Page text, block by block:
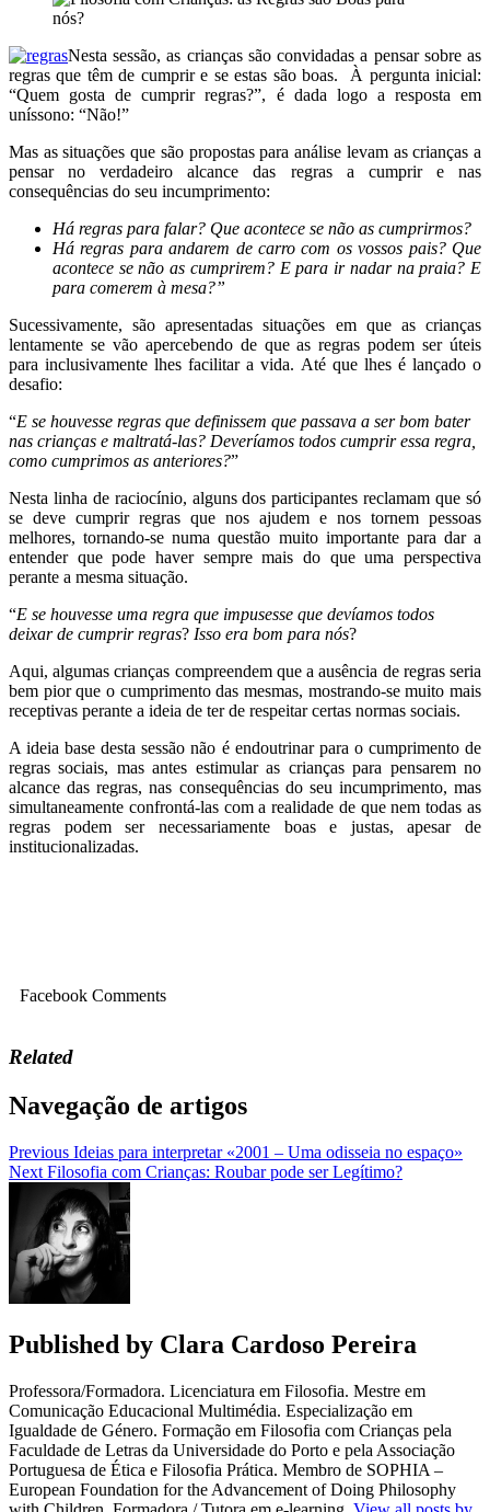
Nesta sessão, as crianças são convidadas a pensar sobre as
regras que têm de cumprir e se estas são boas. À pergunta inicial:
“Quem gosta de cumprir regras?”, é dada logo a resposta em
uníssono: “Não!”
Mas as situações que são propostas para análise levam as crianças a
pensar no verdadeiro alcance das regras a cumprir e nas
consequências do seu incumprimento:
Há regras para falar? Que acontece se não as cumprirmos?
Há regras para andarem de carro com os vossos pais? Que
acontece se não as cumprirem? E para ir nadar na praia? E
para comerem à mesa?”
Sucessivamente, são apresentadas situações em que as crianças
lentamente se vão apercebendo de que as regras podem ser úteis
para inclusivamente lhes facilitar a vida. Até que lhes é lançado o
desafio:
“E se houvesse regras que definissem que passava a ser bom bater
nas crianças e maltratá-las? Deveríamos todos cumprir essa regra,
como cumprimos as anteriores?”
Nesta linha de raciocínio, alguns dos participantes reclamam que só
se deve cumprir regras que nos ajudem e nos tornem pessoas
melhores, tornando-se numa questão muito importante para dar a
entender que pode haver sempre mais do que uma perspectiva
perante a mesma situação.
“E se houvesse uma regra que impusesse que devíamos todos
deixar de cumprir regras? Isso era bom para nós?
Aqui, algumas crianças compreendem que a ausência de regras seria
bem pior que o cumprimento das mesmas, mostrando-se muito mais
receptivas perante a ideia de ter de respeitar certas normas sociais.
A ideia base desta sessão não é endoutrinar para o cumprimento de
regras sociais, mas antes estimular as crianças para pensarem no
alcance das regras, nas consequências do seu incumprimento, mas
simultaneamente confrontá-las com a realidade de que nem todas as
regras podem ser necessariamente boas e justas, apesar de
institucionalizadas.
Facebook Comments
Related
Navegação de artigos
Previous Ideias para interpretar «2001 – Uma odisseia no espaço»
Next Filosofia com Crianças: Roubar pode ser Legítimo?
Published by Clara Cardoso Pereira
Professora/Formadora. Licenciatura em Filosofia. Mestre em
Comunicação Educacional Multimédia. Especialização em
Igualdade de Género. Formação em Filosofia com Crianças pela
Faculdade de Letras da Universidade do Porto e pela Associação
Portuguesa de Ética e Filosofia Prática. Membro de SOPHIA –
European Foundation for the Advancement of Doing Philosophy